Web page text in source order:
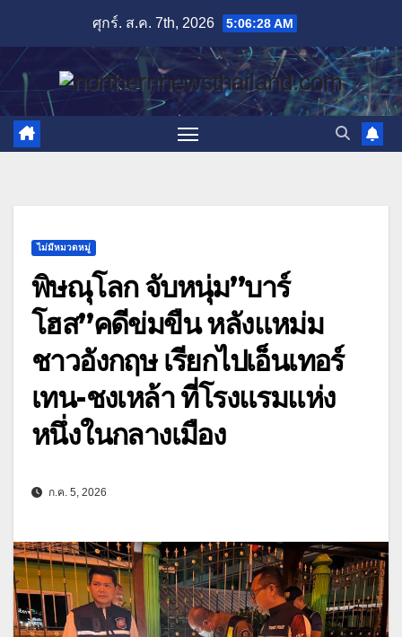
content
ศุกร์. ส.ค. 7th, 2026 5:06:29 AM
ไม่มีหมวดหมู่
พิษณุโลก จับหนุ่ม”บาร์
โฮส”คดีข่มขืน หลังแหม่ม
ชาวอังกฤษ เรียกไปเอ็นเทอร์
เทน-ชงเหล้า ที่โรงแรมแห่ง
หนึ่งในกลางเมือง
ก.ค. 5, 2026